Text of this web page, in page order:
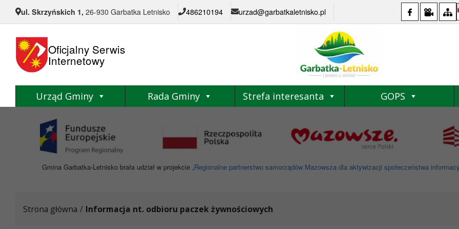
ul. Skrzyńskich 1, 26-930 Garbatka Letnisko 486210194 urzad@garbatkaletnisko.pl
Oficjalny Serwis
Internetowy
Urząd Gminy Rada Gminy Strefa interesanta GOPS
Gmina Garbatka-Letnisko brała udział w projekcie „Regionalne partnerstwo samorządów Mazowsza dla aktywizacji społeczeństwa
Strona główna / Informacja nt. odbioru paczek żywnościowych